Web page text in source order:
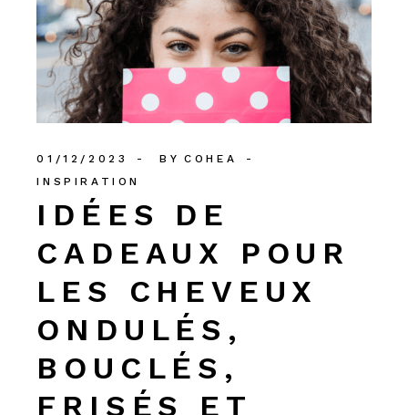
01/12/2023 BY COHEA
INSPIRATION
IDÉES DE
CADEAUX POUR
LES CHEVEUX
ONDULÉS,
BOUCLÉS,
FRISÉS ET